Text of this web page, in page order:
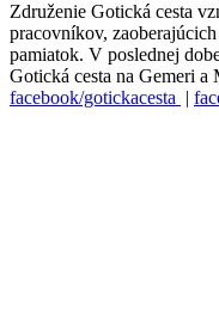
Združenie Gotická cesta
pracovníkov,
pamiatok. V poslednej
Gotická cesta na Gemeri a
facebook/gotickacesta |